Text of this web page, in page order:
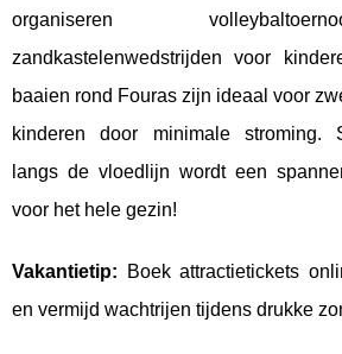
organiseren
zandkastelenwedstrijden voor
baaien rond Fouras zijn ideaal voor
kinderen door minimale stroming.
langs de vloedlijn wordt een
voor het hele gezin!
Vakantietip: Boek attractietickets
en vermijd wachtrijen tijdens drukke